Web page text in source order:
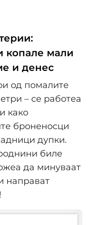
копале мали
и денес
од помалите
– се работеа
како
броненосци
дупки.
биле
да минуваат
направат